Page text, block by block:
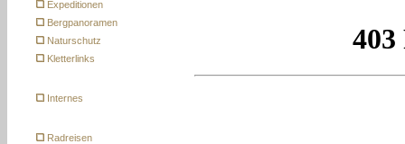
Expeditionen
Bergpanoramen
Naturschutz
Kletterlinks
Internes
Radreisen